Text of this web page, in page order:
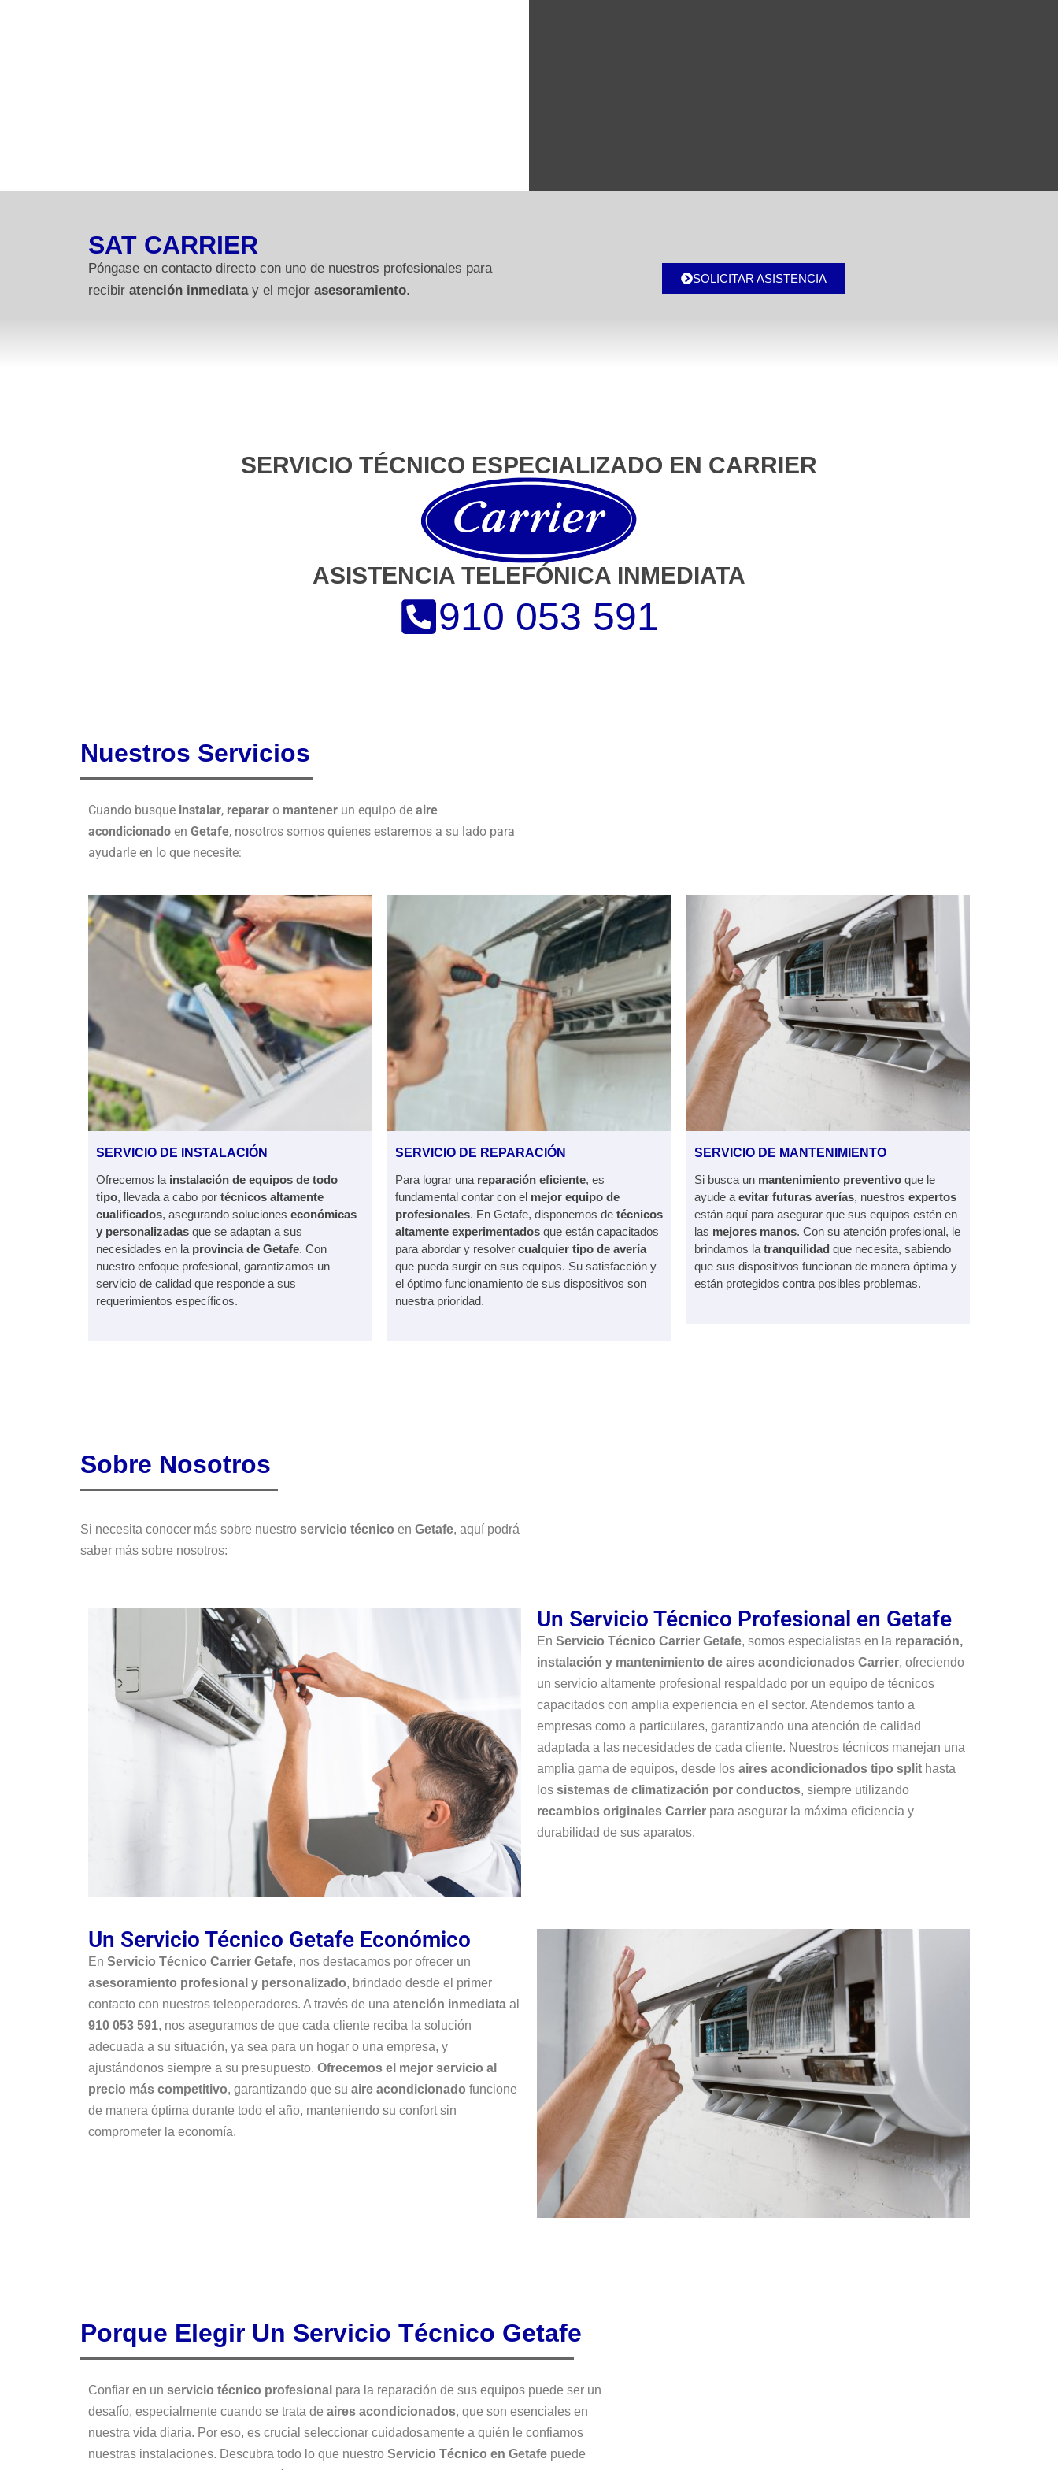
SAT CARRIER
Póngase en contacto directo con uno de nuestros profesionales para
recibir atención inmediatay el mejor asesoramiento.
SOLICITAR ASISTENCIA
SERVICIO TÉCNICO ESPECIALIZADO EN CARRIER
ASISTENCIA TELEFÓNICA INMEDIATA
910 053 591
Nuestros Servicios
Cuando busque instalar, reparar o mantener un equipo de aire
acondicionado en Getafe, nosotros somos quienes estaremos a su lado para
ayudarle en lo que necesite:
SERVICIO DE INSTALACIÓN
Ofrecemos la instalación de equipos de todo
tipo, llevada a cabo por técnicos altamente
cualificados, asegurando soluciones económicas
y personalizadas que se adaptan a sus
necesidades en la provincia de Getafe. Con
nuestro enfoque profesional, garantizamos un
servicio de calidad que responde a sus
requerimientos específicos.
SERVICIO DE REPARACIÓN
Para lograr una reparación eficiente, es
fundamental contar con el mejor equipo de
profesionales. En Getafe, disponemos de técnicos
altamente experimentados que están capacitados
para abordar y resolver cualquier tipo de avería
que pueda surgir en sus equipos. Su satisfacción y
el óptimo funcionamiento de sus dispositivos son
nuestra prioridad.
SERVICIO DE MANTENIMIENTO
Si busca un mantenimiento preventivo que le
ayude a evitar futuras averías, nuestros expertos
están aquí para asegurar que sus equipos estén en
las mejores manos. Con su atención profesional, le
brindamos la tranquilidad que necesita, sabiendo
que sus dispositivos funcionan de manera óptima y
están protegidos contra posibles problemas.
Sobre Nosotros
Si necesita conocer más sobre nuestro servicio técnico en Getafe, aquí podrá
saber más sobre nosotros:
Un Servicio Técnico Profesional en Getafe
En Servicio Técnico Carrier Getafe, somos especialistas en la reparación,
instalación y mantenimiento de aires acondicionados Carrier, ofreciendo
un servicio altamente profesional respaldado por un equipo de técnicos
capacitados con amplia experiencia en el sector. Atendemos tanto a
empresas como a particulares, garantizando una atención de calidad
adaptada a las necesidades de cada cliente. Nuestros técnicos manejan una
amplia gama de equipos, desde los aires acondicionados tipo split hasta
los sistemas de climatización por conductos, siempre utilizando
recambios originales Carrier para asegurar la máxima eficiencia y
durabilidad de sus aparatos.
Un Servicio Técnico Getafe Económico
En Servicio Técnico Carrier Getafe, nos destacamos por ofrecer un
asesoramiento profesional y personalizado, brindado desde el primer
contacto con nuestros teleoperadores. A través de una atención inmediata al
910 053 591, nos aseguramos de que cada cliente reciba la solución
adecuada a su situación, ya sea para un hogar o una empresa, y
ajustándonos siempre a su presupuesto. Ofrecemos el mejor servicio al
precio más competitivo, garantizando que su aire acondicionado funcione
de manera óptima durante todo el año, manteniendo su confort sin
comprometer la economía.
Porque Elegir Un Servicio Técnico Getafe
Confiar en un servicio técnico profesional para la reparación de sus equipos puede ser un
desafío, especialmente cuando se trata de aires acondicionados, que son esenciales en
nuestra vida diaria. Por eso, es crucial seleccionar cuidadosamente a quién le confiamos
nuestras instalaciones. Descubra todo lo que nuestro Servicio Técnico en Getafe puede